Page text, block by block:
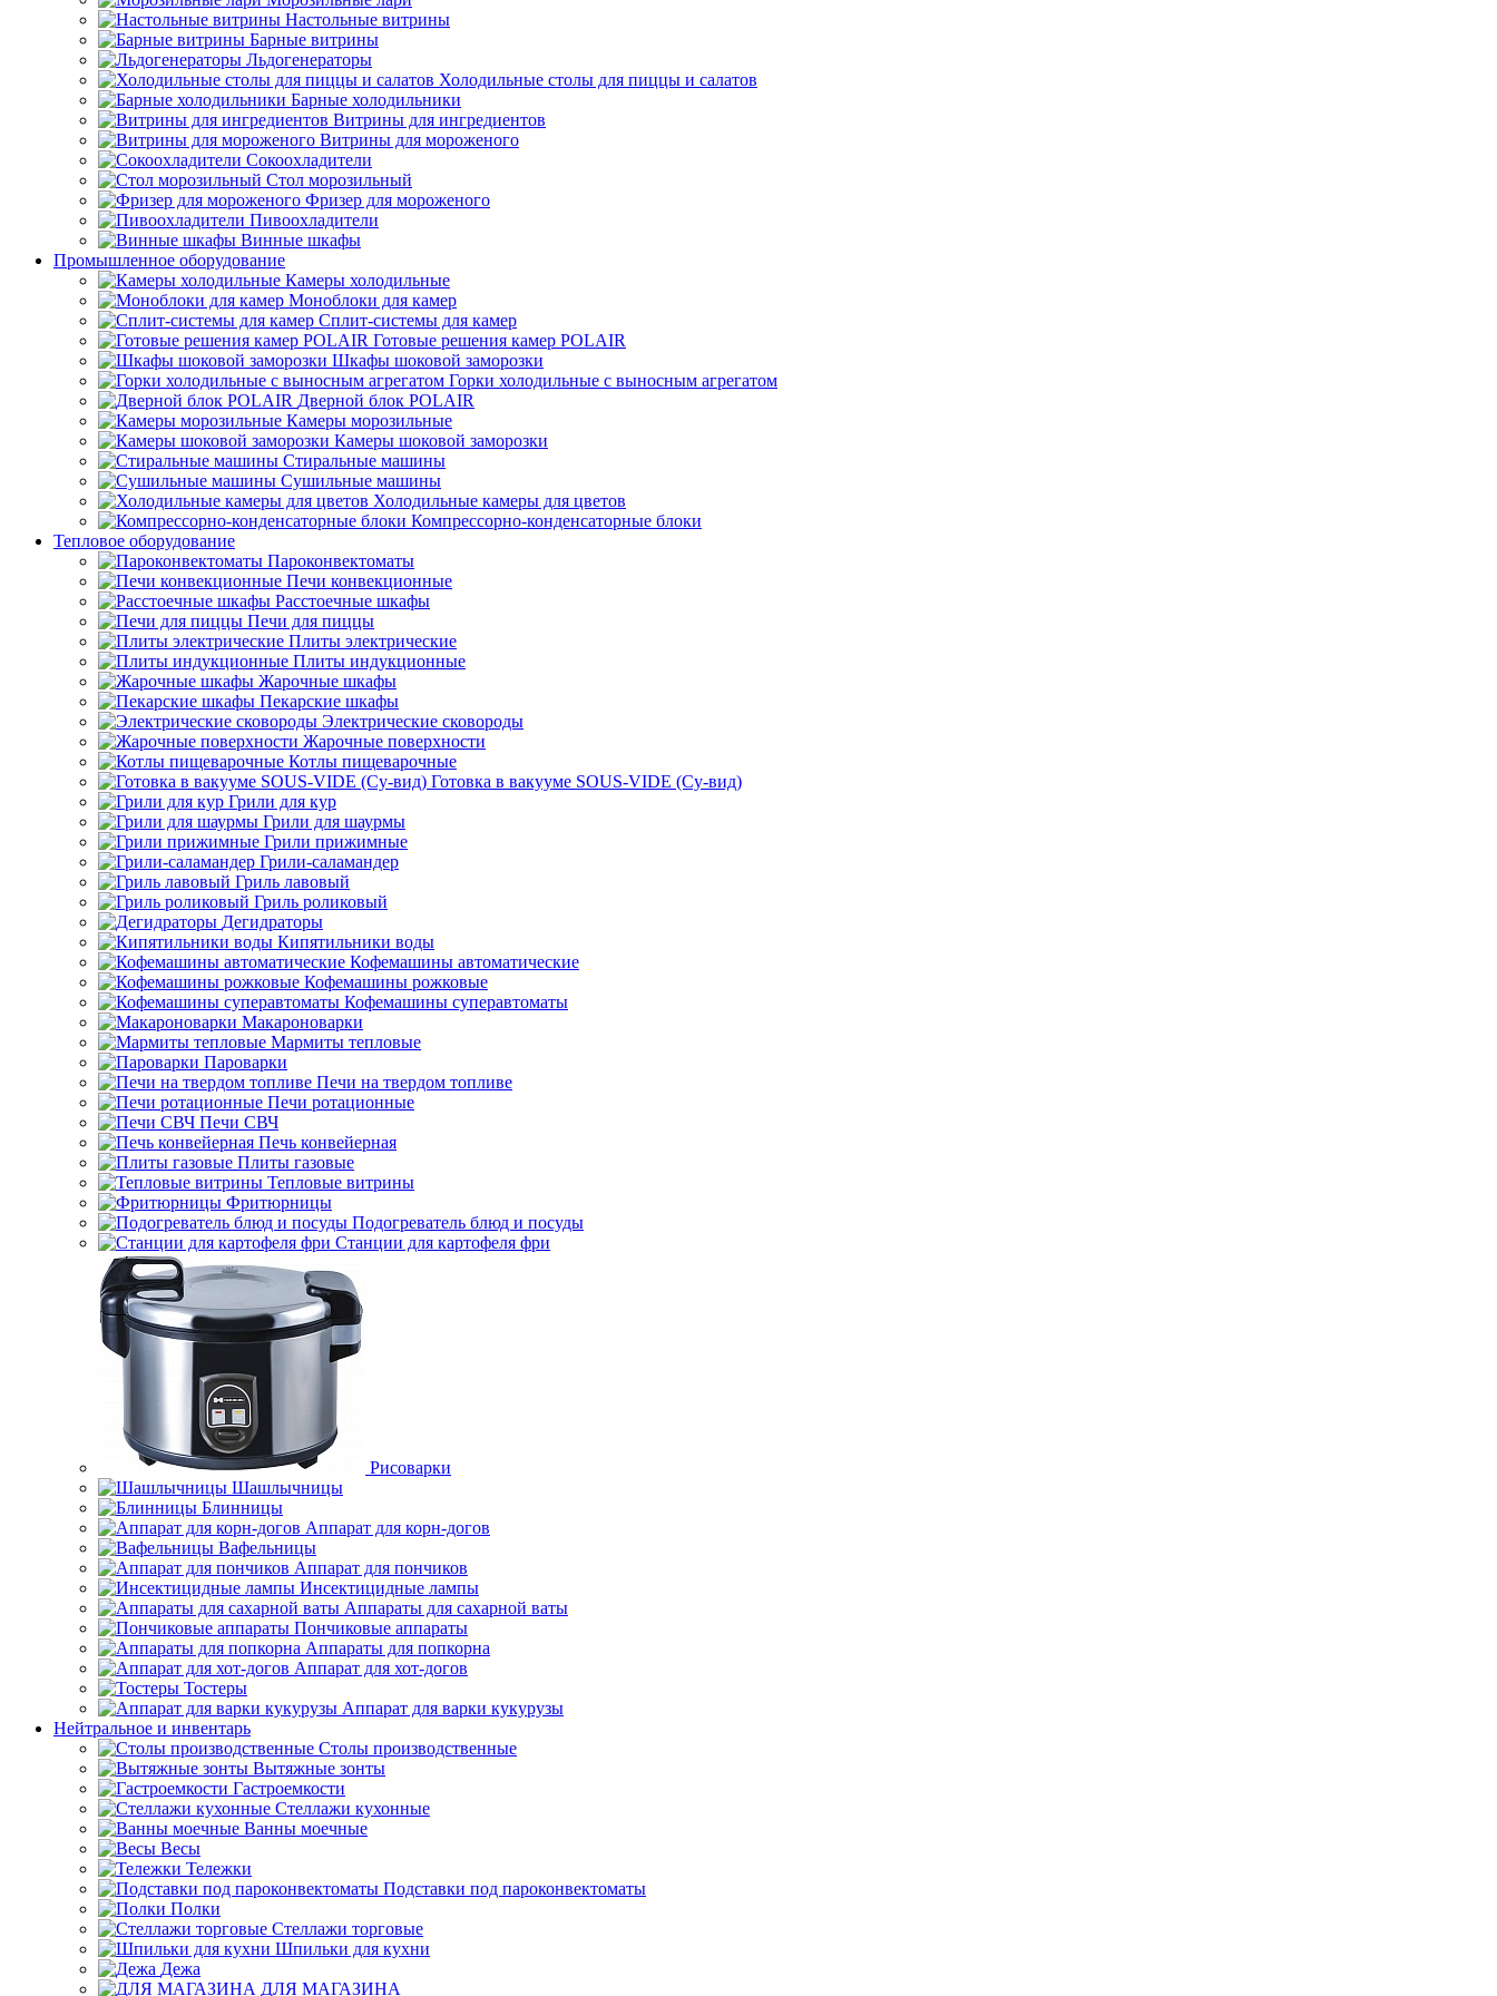
Настольные витрины
Барные витрины
Льдогенераторы
Холодильные столы для пиццы и салатов
Барные холодильники
Витрины для ингредиентов
Витрины для мороженого
Сокоохладители
Стол морозильный
Фризер для мороженого
Пивоохладители
Винные шкафы
Промышленное оборудование
Камеры холодильные
Моноблоки для камер
Сплит-системы для камер
Готовые решения камер POLAIR
Шкафы шоковой заморозки
Горки холодильные с выносным агрегатом
Дверной блок POLAIR
Камеры морозильные
Камеры шоковой заморозки
Стиральные машины
Сушильные машины
Холодильные камеры для цветов
Компрессорно-конденсаторные блоки
Тепловое оборудование
Пароконвектоматы
Печи конвекционные
Расстоечные шкафы
Печи для пиццы
Плиты электрические
Плиты индукционные
Жарочные шкафы
Пекарские шкафы
Электрические сковороды
Жарочные поверхности
Котлы пищеварочные
Готовка в вакууме SOUS-VIDE (Су-вид)
Грили для кур
Грили для шаурмы
Грили прижимные
Грили-саламандер
Гриль лавовый
Гриль роликовый
Дегидраторы
Кипятильники воды
Кофемашины автоматические
Кофемашины рожковые
Кофемашины суперавтоматы
Макароноварки
Мармиты тепловые
Пароварки
Печи на твердом топливе
Печи ротационные
Печи СВЧ
Печь конвейерная
Плиты газовые
Тепловые витрины
Фритюрницы
Подогреватель блюд и посуды
Станции для картофеля фри
Рисоварки
Шашлычницы
Блинницы
Аппарат для корн-догов
Вафельницы
Аппарат для пончиков
Инсектицидные лампы
Аппараты для сахарной ваты
Пончиковые аппараты
Аппараты для попкорна
Аппарат для хот-догов
Тостеры
Аппарат для варки кукурузы
Нейтральное и инвентарь
Столы производственные
Вытяжные зонты
Гастроемкости
Стеллажи кухонные
Ванны моечные
Весы
Тележки
Подставки под пароконвектоматы
Полки
Стеллажи торговые
Шпильки для кухни
Дежа
ДЛЯ МАГАЗИНА